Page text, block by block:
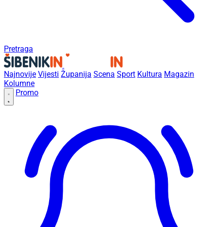
Pretraga
Najnovije Vijesti Županija Scena Sport Kultura Magazin
Kolumne
Promo